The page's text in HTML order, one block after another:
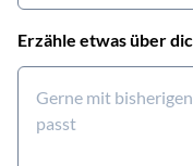
Erzähle etwas über